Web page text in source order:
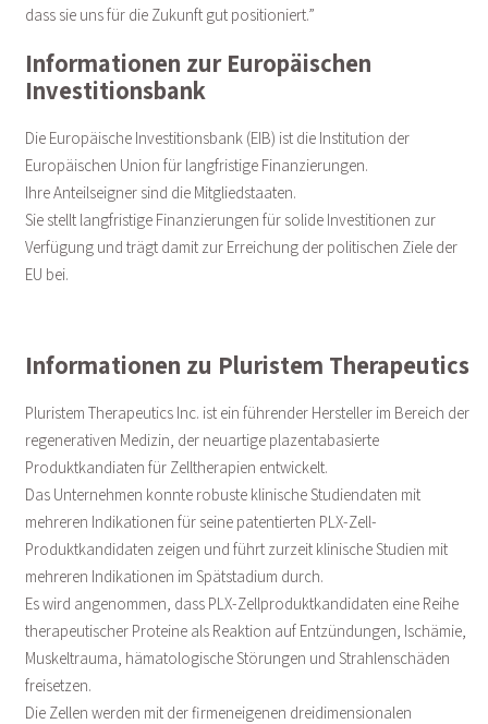
dass sie uns für die Zukunft gut positioniert.”
Informationen zur Europäischen
Investitionsbank
Die Europäische Investitionsbank (EIB) ist die Institution der
Europäischen Union für langfristige Finanzierungen.
Ihre Anteilseigner sind die Mitgliedstaaten.
Sie stellt langfristige Finanzierungen für solide Investitionen zur
Verfügung und trägt damit zur Erreichung der politischen Ziele der
EU bei.
Informationen zu Pluristem Therapeutics
Pluristem Therapeutics Inc. ist ein führender Hersteller im Bereich der
regenerativen Medizin, der neuartige plazentabasierte
Produktkandiaten für Zelltherapien entwickelt.
Das Unternehmen konnte robuste klinische Studiendaten mit
mehreren Indikationen für seine patentierten PLX-Zell-
Produktkandidaten zeigen und führt zurzeit klinische Studien mit
mehreren Indikationen im Spätstadium durch.
Es wird angenommen, dass PLX-Zellproduktkandidaten eine Reihe
therapeutischer Proteine als Reaktion auf Entzündungen, Ischämie,
Muskeltrauma, hämatologische Störungen und Strahlenschäden
freisetzen.
Die Zellen werden mit der firmeneigenen dreidimensionalen